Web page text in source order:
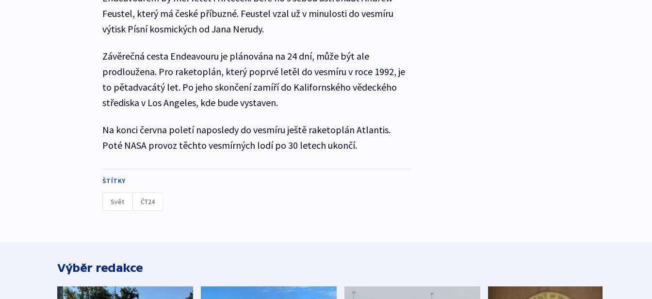
Feustel, který má české příbuzné. Feustel vzal už v minulosti do vesmíru
výtisk Písní kosmických od Jana Nerudy.
Závěrečná cesta Endeavouru je plánována na 24 dní, může být ale
prodloužena. Pro raketoplán, který poprvé letěl do vesmíru v roce 1992, je
to pětadvacátý let. Po jeho skončení zamíří do Kalifornského vědeckého
střediska v Los Angeles, kde bude vystaven.
Na konci června poletí naposledy do vesmíru ještě raketoplán Atlantis.
Poté NASA provoz těchto vesmírných lodí po 30 letech ukončí.
ŠTÍTKY
Svět ČT24
Výběr redakce